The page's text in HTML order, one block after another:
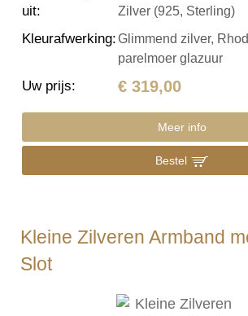
uit: Zilver (925, Sterling)
Kleurafwerking:Glimmend zilver,
parelmoer glazuur
Uw prijs: € 319,00
Meer info
Bestel
Kleine Zilveren Armband
Slot